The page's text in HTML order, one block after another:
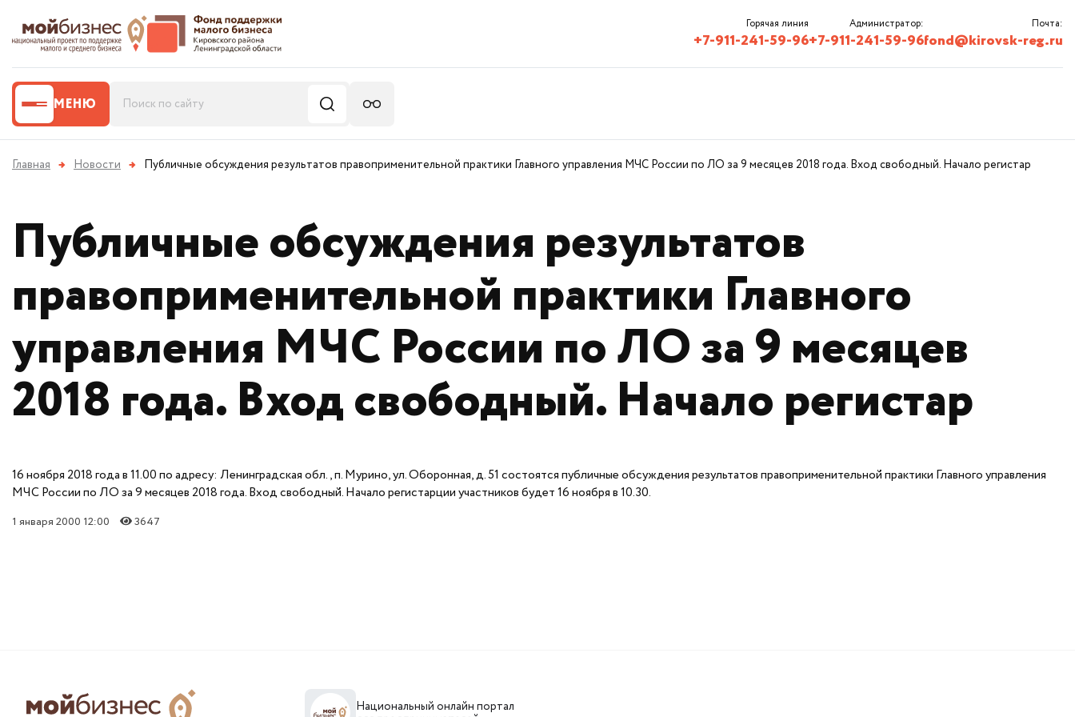
Горячая линия
+7-911-241-59-96
Администратор:
+7-911-241-59-96
Почта:
fond@kirovsk-reg.ru
МЕНЮ
Главная → Новости → Публичные обсуждения результатов правоприменительной практики Главного управления МЧС России по ЛО за 9 месяцев 2018 года. Вход свободный. Начало регистар
Публичные обсуждения результатов
правоприменительной практики Главного
управления МЧС России по ЛО за 9 месяцев
2018 года. Вход свободный. Начало регистар
16 ноября 2018 года в 11.00 по адресу: Ленинградская обл., п. Мурино, ул. Оборонная, д. 51 состоятся публичные обсуждения результатов правоприменительной практики Главного управления
МЧС России по ЛО за 9 месяцев 2018 года. Вход свободный. Начало регистарции участников будет 16 ноября в 10.30.
1 января 2000 12:00 3647
Национальный онлайн портал